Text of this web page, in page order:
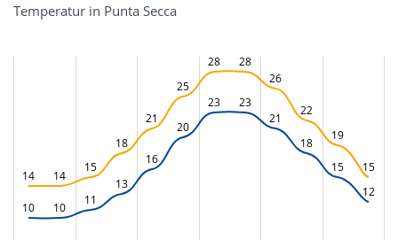
Temperatur in Punta Secca
14 14
15
18
21
25
28
28
26
22
19
15
10 10
11
13
16
20
23
23
21
18
15
12